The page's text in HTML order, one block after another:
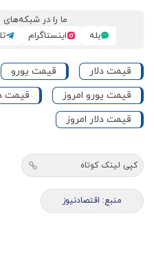
ما را در شبکه‌های
بله
اینستاگرام
قیمت دلار قیمت یورو
قیمت یورو امروز
قیمت
قیمت دلار امروز
کپی لینک کوتاه
منبع: اقتصادنیوز